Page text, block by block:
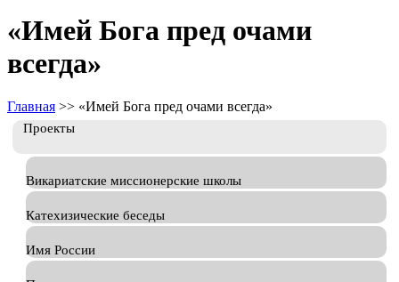
«Имей Бога пред очами
всегда»
Главная >> «Имей Бога пред очами всегда»
Проекты
Викариатские миссионерские школы
Катехизические беседы
Имя России